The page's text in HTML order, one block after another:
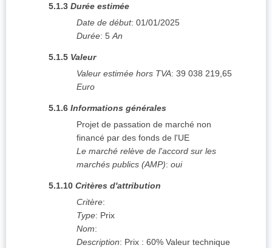
5.1.3 Durée estimée
Date de début: 01/01/2025
Durée: 5 An
5.1.5 Valeur
Valeur estimée hors TVA: 39 038 219,65
Euro
5.1.6 Informations générales
Projet de passation de marché non
financé par des fonds de l'UE
Le marché relève de l'accord sur les
marchés publics (AMP): oui
5.1.10 Critères d'attribution
Critère:
Type: Prix
Nom:
Description: Prix : 60% Valeur technique